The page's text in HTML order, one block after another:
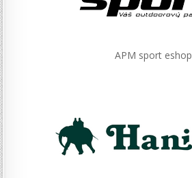
APM sport eshop